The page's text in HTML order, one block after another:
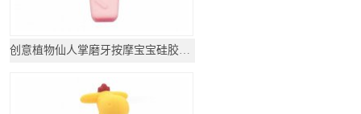
创意植物仙人掌磨牙按摩宝宝硅胶咬胶制品